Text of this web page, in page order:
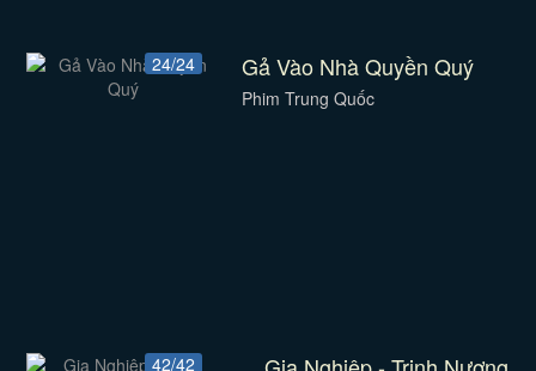
24/24 Gả Vào Nhà Quyền Quý
Phim Trung Quốc
42/42